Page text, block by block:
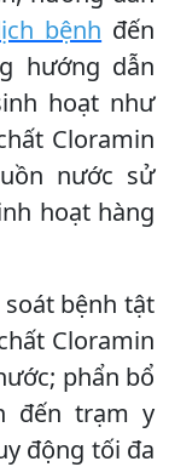
bệnh đến
hướng dẫn
hoạt như
Cloramin
nước sử
hoạt hàng
bệnh tật
Cloramin
phẩn bổ
đến trạm y
động tối đa